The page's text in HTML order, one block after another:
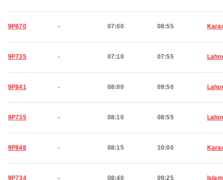
9P670 - 07:00 08:55
9P735 - 07:10 07:55
9P841 - 08:00 09:50
9P735 - 08:10 08:55
9P848 - 08:15 10:00
9P734 - 08:40 09:25